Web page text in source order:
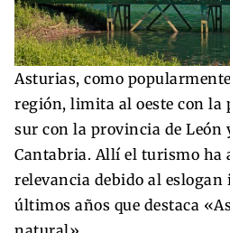
Asturias, como
región, limita al oeste con la
sur con la provincia de León
Cantabria. Allí el turismo ha
relevancia debido al eslogan
últimos años que destaca